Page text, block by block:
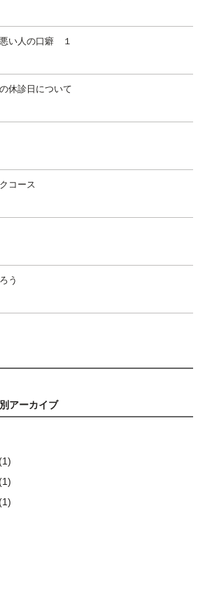
い人の口癖 １
休診日について
コース
ろう
アーカイブ